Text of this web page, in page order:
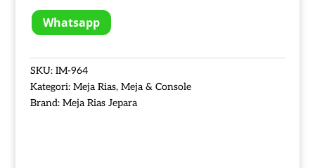
Whatsapp
SKU: IM-964
Kategori: Meja Rias, Meja & Console
Brand: Meja Rias Jepara